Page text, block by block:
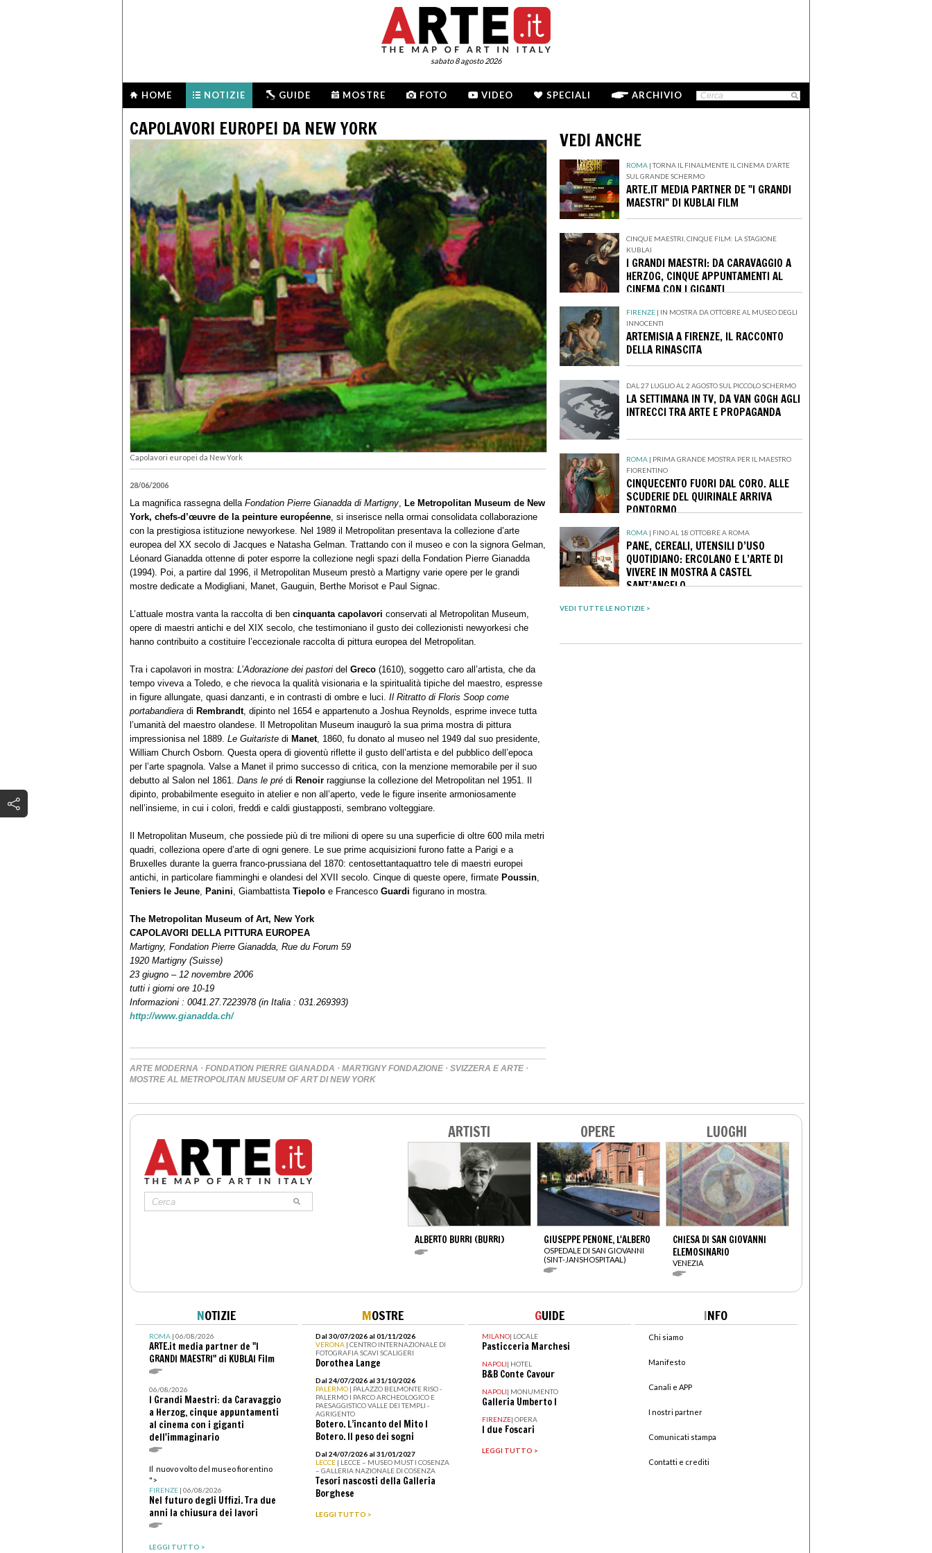
sabato 8 agosto 2026
HOME NOTIZIE GUIDE MOSTRE FOTO VIDEO SPECIALI ARCHIVIO
CAPOLAVORI EUROPEI DA NEW YORK
Capolavori europei da New York
28/06/2006
La magnifica rassegna della Fondation Pierre Gianadda di Martigny, Le Metropolitan Museum de New
York, chefs-d’œuvre de la peinture européenne, si inserisce nella ormai consolidata collaborazione
con la prestigiosa istituzione newyorkese. Nel 1989 il Metropolitan presentava la collezione d’arte
europea del XX secolo di Jacques e Natasha Gelman. Trattando con il museo e con la signora Gelman,
Léonard Gianadda ottenne di poter esporre la collezione negli spazi della Fondation Pierre Gianadda
(1994). Poi, a partire dal 1996, il Metropolitan Museum prestò a Martigny varie opere per le grandi
mostre dedicate a Modigliani, Manet, Gauguin, Berthe Morisot e Paul Signac.
L’attuale mostra vanta la raccolta di ben cinquanta capolavori conservati al Metropolitan Museum,
opere di maestri antichi e del XIX secolo, che testimoniano il gusto dei collezionisti newyorkesi che
hanno contribuito a costituire l’eccezionale raccolta di pittura europea del Metropolitan.
Tra i capolavori in mostra: L’Adorazione dei pastori del Greco (1610), soggetto caro all’artista, che da
tempo viveva a Toledo, e che rievoca la qualità visionaria e la spiritualità tipiche del maestro, espresse
in figure allungate, quasi danzanti, e in contrasti di ombre e luci. Il Ritratto di Floris Soop come
portabandiera di Rembrandt, dipinto nel 1654 e appartenuto a Joshua Reynolds, esprime invece tutta
l’umanità del maestro olandese. Il Metropolitan Museum inaugurò la sua prima mostra di pittura
impressionisa nel 1889. Le Guitariste di Manet, 1860, fu donato al museo nel 1949 dal suo presidente,
William Church Osborn. Questa opera di gioventù riflette il gusto dell’artista e del pubblico dell’epoca
per l’arte spagnola. Valse a Manet il primo successo di critica, con la menzione memorabile per il suo
debutto al Salon nel 1861. Dans le pré di Renoir raggiunse la collezione del Metropolitan nel 1951. Il
dipinto, probabilmente eseguito in atelier e non all’aperto, vede le figure inserite armoniosamente
nell’insieme, in cui i colori, freddi e caldi giustapposti, sembrano volteggiare.
Il Metropolitan Museum, che possiede più di tre milioni di opere su una superficie di oltre 600 mila metri
quadri, colleziona opere d’arte di ogni genere. Le sue prime acquisizioni furono fatte a Parigi e a
Bruxelles durante la guerra franco-prussiana del 1870: centosettantaquattro tele di maestri europei
antichi, in particolare fiamminghi e olandesi del XVII secolo. Cinque di queste opere, firmate Poussin,
Teniers le Jeune, Panini, Giambattista Tiepolo e Francesco Guardi figurano in mostra.
The Metropolitan Museum of Art, New York
CAPOLAVORI DELLA PITTURA EUROPEA
Martigny, Fondation Pierre Gianadda, Rue du Forum 59
1920 Martigny (Suisse)
23 giugno – 12 novembre 2006
tutti i giorni ore 10-19
Informazioni : 0041.27.7223978 (in Italia : 031.269393)
http://www.gianadda.ch/
ARTE MODERNA · FONDATION PIERRE GIANADDA · MARTIGNY FONDAZIONE · SVIZZERA E ARTE ·
MOSTRE AL METROPOLITAN MUSEUM OF ART DI NEW YORK
VEDI ANCHE
ROMA |TORNA IL FINALMENTE IL CINEMA D'ARTE
SUL GRANDE SCHERMO
ARTE.IT MEDIA PARTNER DE "I GRANDI
MAESTRI" DI KUBLAI FILM
CINQUE MAESTRI, CINQUE FILM: LA STAGIONE
KUBLAI
I GRANDI MAESTRI: DA CARAVAGGIO A
HERZOG, CINQUE APPUNTAMENTI AL
CINEMA CON I GIGANTI
FIRENZE | IN MOSTRA DA OTTOBRE AL MUSEO DEGLI
INNOCENTI
ARTEMISIA A FIRENZE, IL RACCONTO
DELLA RINASCITA
DAL 27 LUGLIO AL 2 AGOSTO SUL PICCOLO SCHERMO
LA SETTIMANA IN TV, DA VAN GOGH AGLI
INTRECCI TRA ARTE E PROPAGANDA
ROMA | PRIMA GRANDE MOSTRA PER IL MAESTRO
FIORENTINO
CINQUECENTO FUORI DAL CORO. ALLE
SCUDERIE DEL QUIRINALE ARRIVA
PONTORMO
ROMA | FINO AL 18 OTTOBRE A ROMA
PANE, CEREALI, UTENSILI D’USO
QUOTIDIANO: ERCOLANO E L’ARTE DI
VIVERE IN MOSTRA A CASTEL
SANT’ANGELO
VEDI TUTTE LE NOTIZIE >
ARTISTI
ALBERTO BURRI (BURRI)
OPERE
GIUSEPPE PENONE, L'ALBERO
OSPEDALE DI SAN GIOVANNI
(SINT-JANSHOSPITAAL)
LUOGHI
CHIESA DI SAN GIOVANNI
ELEMOSINARIO
VENEZIA
NOTIZIE
ROMA| 06/08/2026
ARTE.it media partner de "I
GRANDI MAESTRI" di KUBLAI Film
06/08/2026
I Grandi Maestri: da Caravaggio
a Herzog, cinque appuntamenti
al cinema con i giganti
dell'immaginario
Il nuovo volto del museo fiorentino
">
FIRENZE| 06/08/2026
Nel futuro degli Uffizi. Tra due
anni la chiusura dei lavori
LEGGI TUTTO >
MOSTRE
Dal 30/07/2026 al 01/11/2026
VERONA | CENTRO INTERNAZIONALE DI
FOTOGRAFIA SCAVI SCALIGERI
Dorothea Lange
Dal 24/07/2026 al 31/10/2026
PALERMO | PALAZZO BELMONTE RISO -
PALERMO I PARCO ARCHEOLOGICO E
PAESAGGISTICO VALLE DEI TEMPLI -
AGRIGENTO
Botero. L’incanto del Mito I
Botero. Il peso dei sogni
Dal 24/07/2026 al 31/01/2027
LECCE | LECCE – MUSEO MUST I COSENZA
– GALLERIA NAZIONALE DI COSENZA
Tesori nascosti della Galleria
Borghese
LEGGI TUTTO >
GUIDE
MILANO| LOCALE
Pasticceria Marchesi
NAPOLI| HOTEL
B&B Conte Cavour
NAPOLI| MONUMENTO
Galleria Umberto I
FIRENZE| OPERA
I due Foscari
LEGGI TUTTO >
INFO
Chi siamo
Manifesto
Canali e APP
I nostri partner
Comunicati stampa
Contatti e crediti